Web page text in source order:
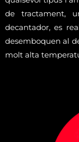
de tractament,
decantador, es
desemboquen al
molt alta